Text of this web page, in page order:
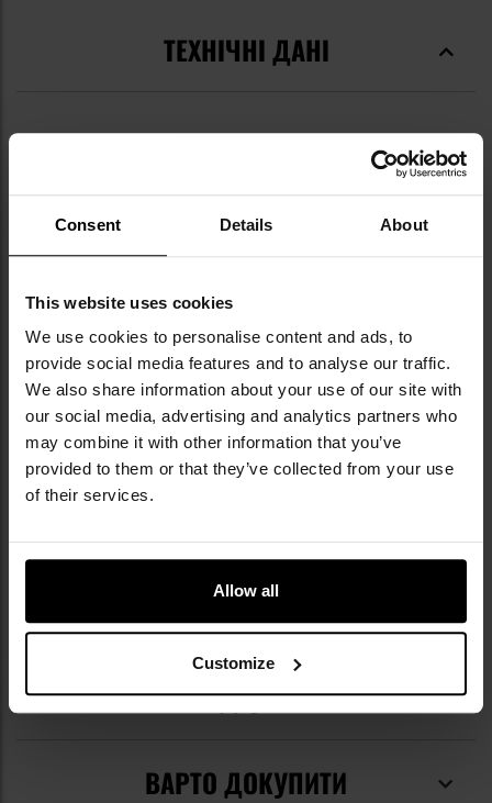
Consent Details About
This website uses cookies
We use cookies to personalise content and ads, to
provide social media features and to analyse our traffic.
We also share information about your use of our site with
our social media, advertising and analytics partners who
may combine it with other information that you’ve
provided to them or that they’ve collected from your use
of their services.
Allow all
Customize
ТЕХНІЧНІ ДАНІ
Відтінки зеленого
Основний матеріал
Компас
Застібка
Пряжка типу Fastex
Довжина
230 мм
Світлодіод
Ні
Рятувальний свисток
EAN
8719298251309
JYFPB02 GRN
Виробник
TM
ВІДГУКИ
ВАРТО ДОКУПИТИ